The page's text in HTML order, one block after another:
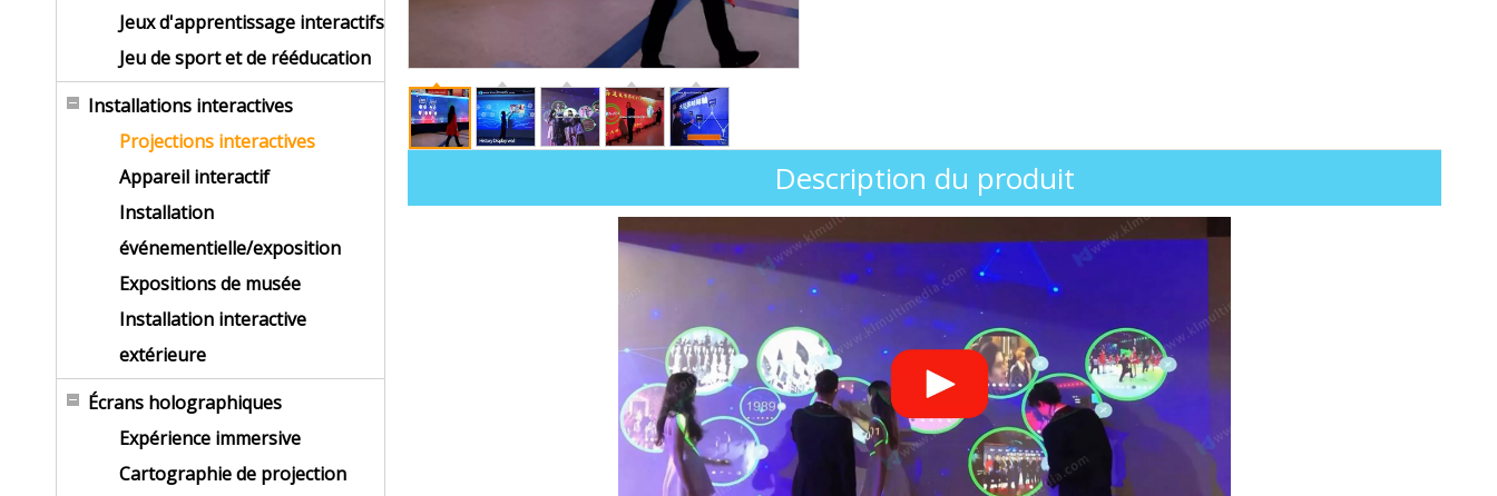
Jeux d'apprentissage interactifs
Jeu de sport et de rééducation
Installations interactives
Projections interactives
Appareil interactif
Installation
événementielle/exposition
Expositions de musée
Installation interactive
extérieure
Écrans holographiques
Expérience immersive
Cartographie de projection
Description du produit